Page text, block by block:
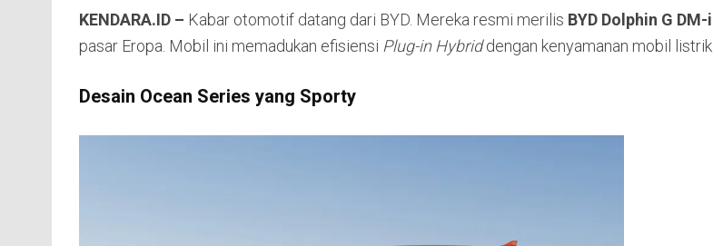
KENDARA.ID – Kabar otomotif datang dari BYD. Mereka resmi merilis BYD Dolphin G DM-i
pasar Eropa. Mobil ini memadukan efisiensi Plug-in Hybriddengan kenyamanan mobil listrik.
Desain Ocean Series yang Sporty